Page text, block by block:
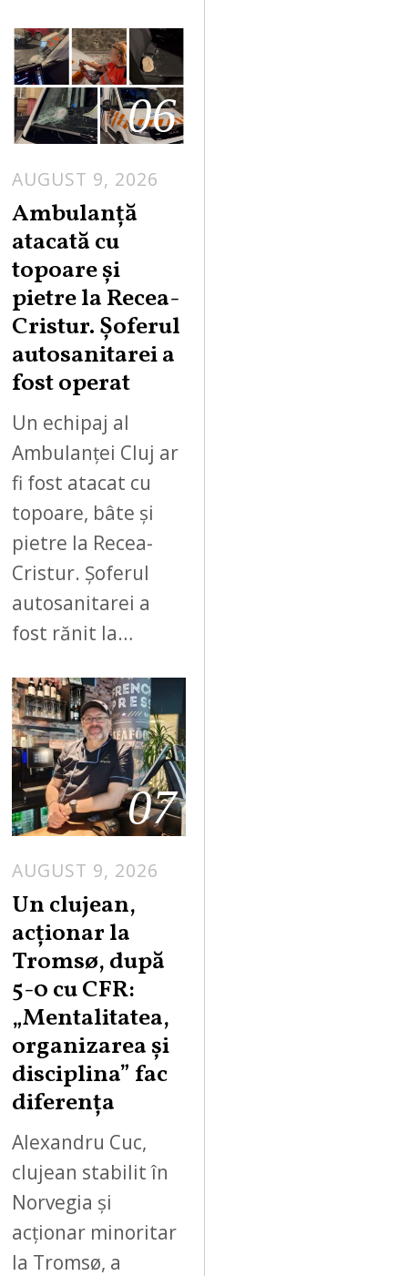
06
AUGUST 9, 2026
Ambulanță
atacată cu
topoare și
pietre la Recea-
Cristur. Șoferul
autosanitarei a
fost operat
Un echipaj al
Ambulanței Cluj ar
fi fost atacat cu
topoare, bâte și
pietre la Recea-
Cristur. Șoferul
autosanitarei a
fost rănit la…
07
AUGUST 9, 2026
Un clujean,
acționar la
Tromsø, după
5-0 cu CFR:
„Mentalitatea,
organizarea și
disciplina” fac
diferența
Alexandru Cuc,
clujean stabilit în
Norvegia și
acționar minoritar
la Tromsø, a